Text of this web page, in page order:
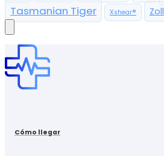
Tasmanian Tiger Xshear® Zoll
Cómo llegar